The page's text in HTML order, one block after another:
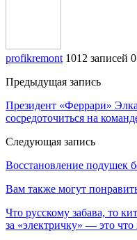
profikremont 1012 записей
Предыдущая запись
Президент «Феррари»
сосредоточиться на
Следующая запись
Восстановление подушек
Вам также могут
Что русскому забава, то
за «электричку» — это